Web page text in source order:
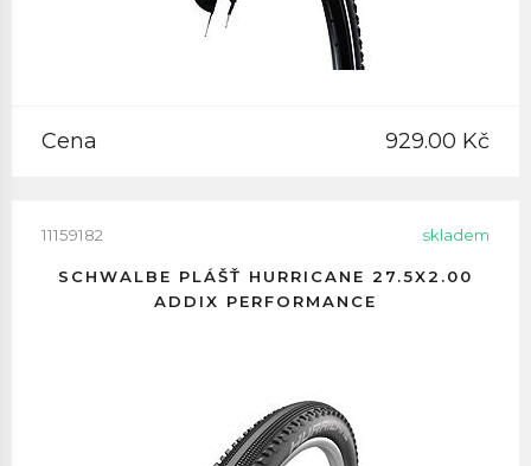
Cena 929.00 Kč
11159182 skladem
SCHWALBE PLÁŠŤ HURRICANE 27.5X2.00
ADDIX PERFORMANCE